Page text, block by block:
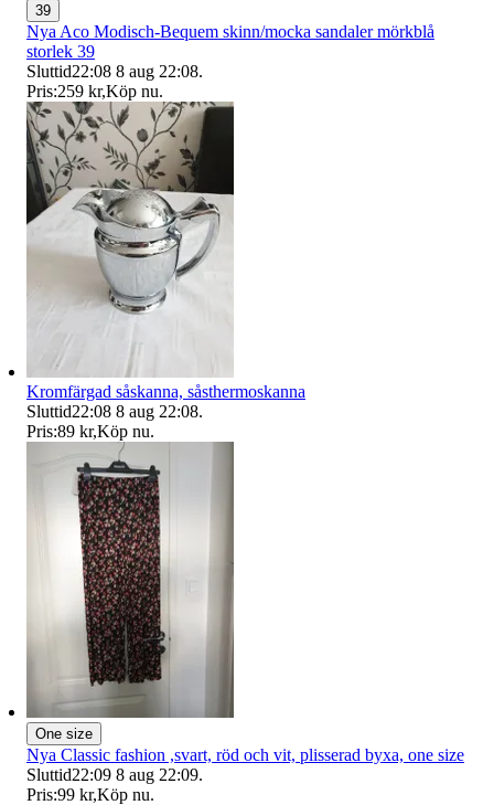
39
Nya Aco Modisch-Bequem skinn/mocka sandaler mörkblå
storlek 39
Sluttid22:08 8 aug 22:08.
Pris:259 kr,Köp nu.
Kromfärgad såskanna, såsthermoskanna
Sluttid22:08 8 aug 22:08.
Pris:89 kr,Köp nu.
One size
Nya Classic fashion ,svart, röd och vit, plisserad byxa, one size
Sluttid22:09 8 aug 22:09.
Pris:99 kr,Köp nu.